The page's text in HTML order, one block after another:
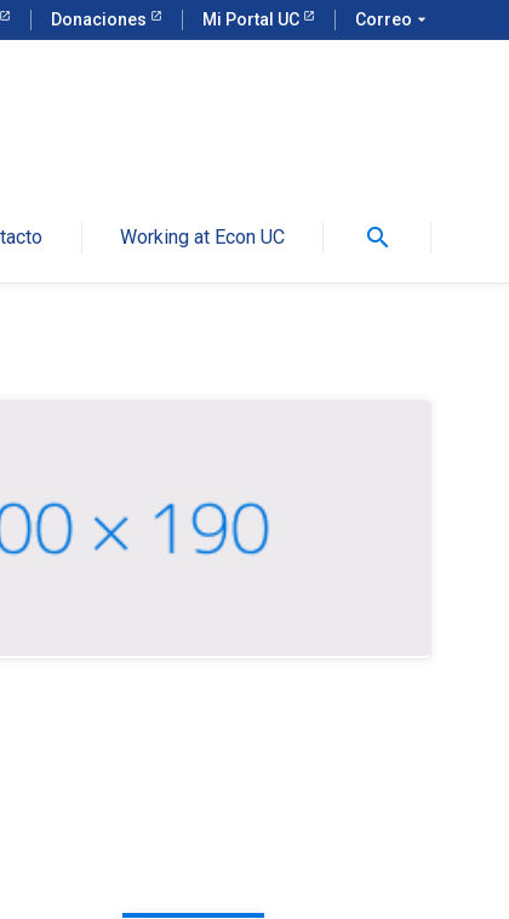
Donaciones Mi Portal UC Correo arrow_drop_down
Working at Econ UC search